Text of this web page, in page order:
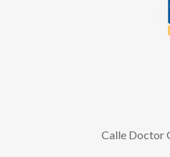
Calle Doctor